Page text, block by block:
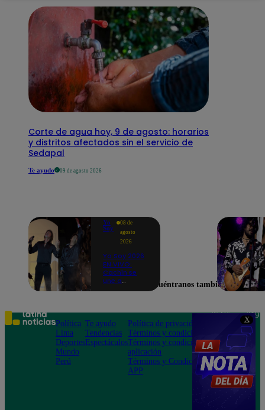
X
Corte de agua hoy, 9 de agosto: horarios
y distritos afectados sin el servicio de
Sedapal
Te ayudo 09 de agosto 2026
Yo
Soy
08 de
agosto
2026
Yo Soy 2026
EN VIVO:
Cachín se
une a
espectacular
versión de
“Amor mío”
Encuéntranos también en
Política
Lima
Deportes
Mundo
Perú
Te ayudo
Tendencias
Espectáculos
Política de privacidad
Términos y condiciones
Términos y condiciones
aplicación
Términos y Condiciones
APP
Teléfono: 219
Av. San
Felipe 968
Jesús María